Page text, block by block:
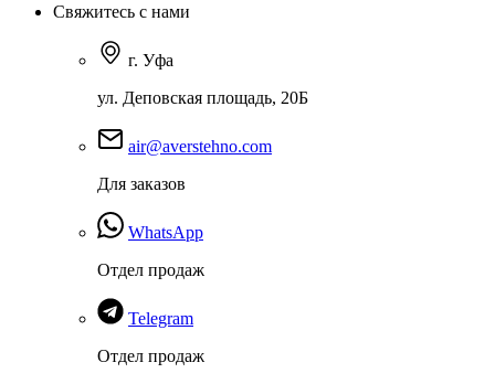
Свяжитесь с нами
г. Уфа
ул. Деповская площадь, 20Б
air@averstehno.com
Для заказов
WhatsApp
Отдел продаж
Telegram
Отдел продаж